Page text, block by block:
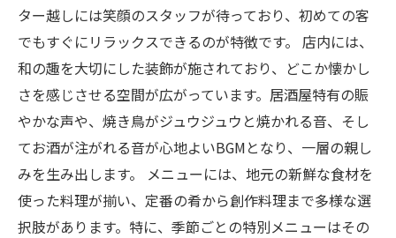
ター越しには笑顔のスタッフが待っており、初めての客
でもすぐにリラックスできるのが特徴です。 店内には、
和の趣を大切にした装飾が施されており、どこか懐かし
さを感じさせる空間が広がっています。居酒屋特有の賑
やかな声や、焼き鳥がジュウジュウと焼かれる音、そし
てお酒が注がれる音が心地よいBGMとなり、一層の親し
みを生み出します。 メニューには、地元の新鮮な食材を
使った料理が揃い、定番の肴から創作料理まで多様な選
択肢があります。特に、季節ごとの特別メニューはその